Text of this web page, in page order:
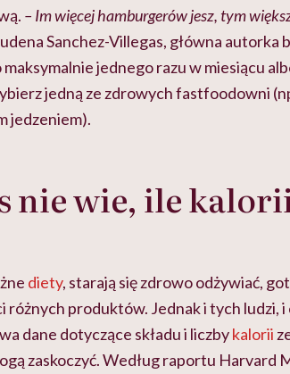
– Im więcej hamburgerów jesz, tym
Sanchez-Villegas, główna autorka
jednego razu w miesiącu
jedną ze zdrowych fastfoodowni
jedzeniem).
nie wie, ile
diety, starają się zdrowo odżywiać,
produktów. Jednak i tych ludzi, i
dane dotyczące składu i liczbykalorii
zaskoczyć. Według raportu Harvard